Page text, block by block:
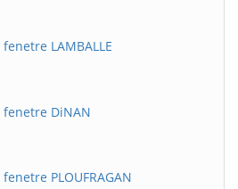
LAMBALLE
DiNAN
PLOUFRAGAN